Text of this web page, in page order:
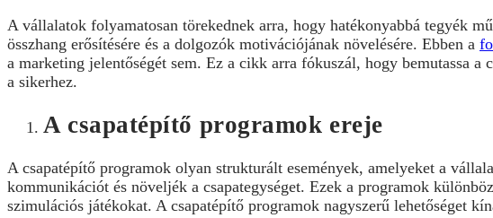
A vállalatok folyamatosan törekednek arra, hogy hatékonyabbá tegyék
összhang erősítésére és a dolgozók motivációjának növelésére. Ebben a
a marketing jelentőségét sem. Ez a cikk arra fókuszál, hogy bemutassa
a sikerhez.
A csapatépítő programok ereje
A csapatépítő programok olyan strukturált események, amelyeket a
kommunikációt és növeljék a csapategységet. Ezek a programok
szimulációs játékokat. A csapatépítő programok nagyszerű lehetőséget